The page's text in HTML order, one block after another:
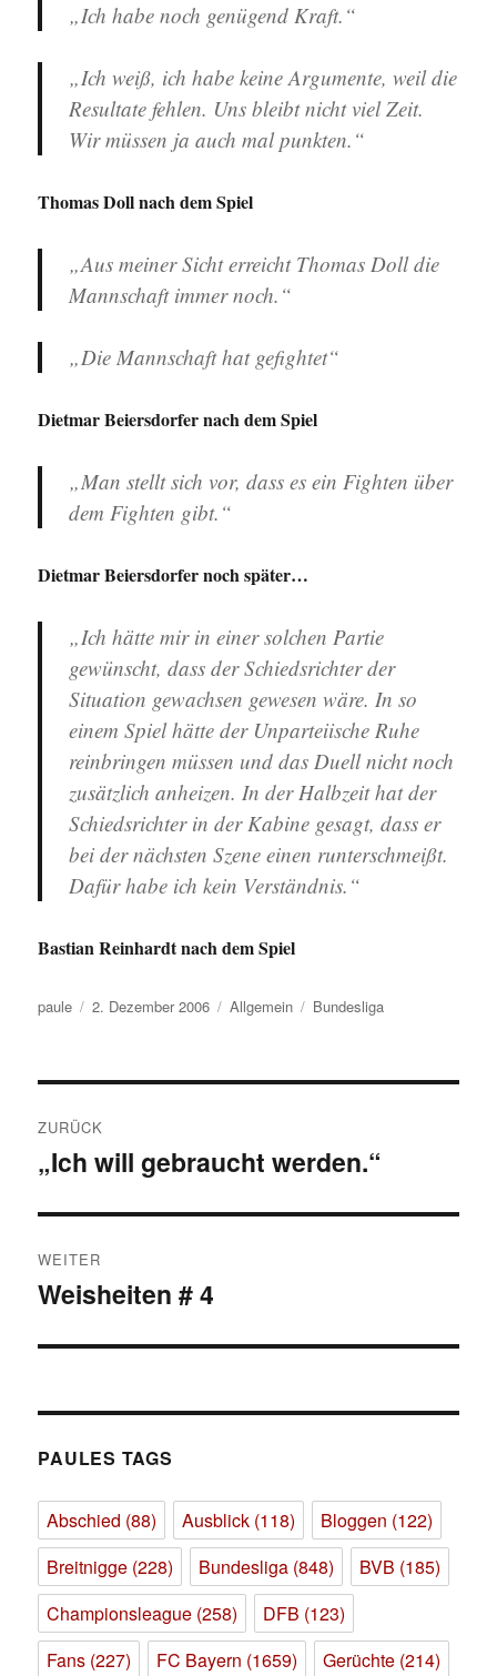
„Ich habe noch genügend Kraft.“
„Ich weiß, ich habe keine Argumente, weil die
Resultate fehlen. Uns bleibt nicht viel Zeit.
Wir müssen ja auch mal punkten.“
Thomas Doll nach dem Spiel
„Aus meiner Sicht erreicht Thomas Doll die
Mannschaft immer noch.“
„Die Mannschaft hat gefightet“
Dietmar Beiersdorfer nach dem Spiel
„Man stellt sich vor, dass es ein Fighten über
dem Fighten gibt.“
Dietmar Beiersdorfer noch später…
„Ich hätte mir in einer solchen Partie
gewünscht, dass der Schiedsrichter der
Situation gewachsen gewesen wäre. In so
einem Spiel hätte der Unparteiische Ruhe
reinbringen müssen und das Duell nicht noch
zusätzlich anheizen. In der Halbzeit hat der
Schiedsrichter in der Kabine gesagt, dass er
bei der nächsten Szene einen runterschmeißt.
Dafür habe ich kein Verständnis.“
Bastian Reinhardt nach dem Spiel
Autor
paule
Veröffentlicht
2. Dezember 2006 Kategorien
Allgemein Schlagwörter
Bundesliga
ZURÜCK
Vorheriger
„Ich will gebraucht werden.“
WEITER
Nächster
Weisheiten # 4
PAULES TAGS
Abschied (88) Ausblick (118) Bloggen (122)
Breitnigge (228) Bundesliga (848) BVB (185)
Championsleague (258) DFB (123)
Fans (227) FC Bayern (1659) Gerüchte (214)